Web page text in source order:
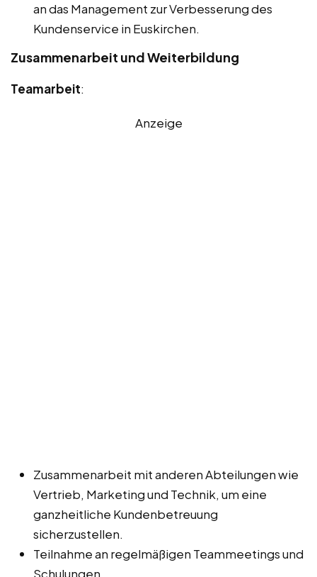
an das Management zur Verbesserung des
Kundenservice in Euskirchen.
Zusammenarbeit und Weiterbildung
Teamarbeit:
Anzeige
Zusammenarbeit mit anderen Abteilungen wie
Vertrieb, Marketing und Technik, um eine
ganzheitliche Kundenbetreuung
sicherzustellen.
Teilnahme an regelmäßigen Teammeetings und
Schulungen.